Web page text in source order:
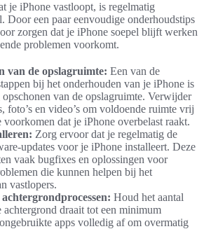
je iPhone vastloopt, is regelmatig
Door een paar eenvoudige onderhoudstips
zorgen dat je iPhone soepel blijft werken
problemen voorkomt.
van de opslagruimte: Een van de
bij het onderhouden van je iPhone is
opschonen van de opslagruimte. Verwijder
foto’s en video’s om voldoende ruimte vrij
voorkomen dat je iPhone overbelast raakt.
Zorg ervoor dat je regelmatig de
updates voor je iPhone installeert. Deze
vaak bugfixes en oplossingen voor
die kunnen helpen bij het
vastlopers.
Houd het aantal
achtergrond draait tot een minimum
apps volledig af om overmatig